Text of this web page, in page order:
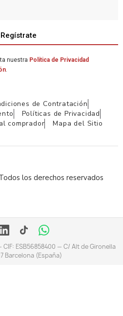
Regístrate
nuestra Política de Privacidad
.
de Contratación
Políticas de Privacidad
comprador Mapa del Sitio
los derechos reservados
— CIF: ESB56858400 — C/ Alt de Gironella
Barcelona (España)